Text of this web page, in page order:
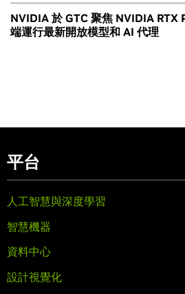
NVIDIA 於 GTC 聚焦 NVIDIA RTX
端運行最新開放模型和 AI 代理
平台
人工智慧與深度學習
智慧機器
資料中心
設計視覺化